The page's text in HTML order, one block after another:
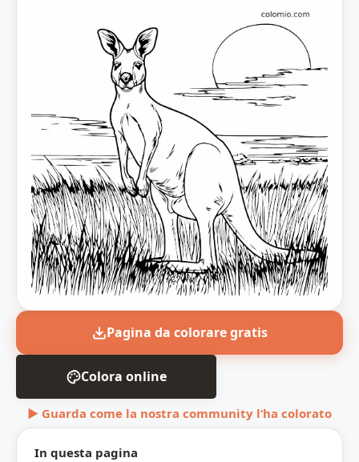
In questa pagina
Pagina da colorare gratis
Colora online
▶ Guarda come la nostra community l’ha colorato